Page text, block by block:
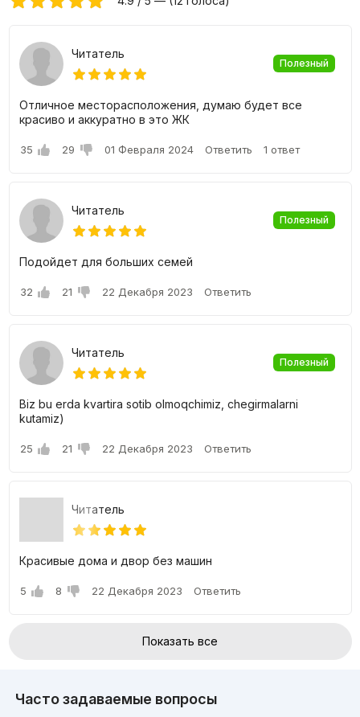
Читатель
Полезный
Отличное месторасположения, думаю будет все
красиво и аккуратно в это ЖК
35 29 01 Февраля 2024 Ответить 1 ответ
Читатель
Полезный
Подойдет для больших семей
32 21 22 Декабря 2023 Ответить
Читатель
Полезный
Biz bu erda kvartira sotib olmoqchimiz, chegirmalarni
kutamiz)
25 21 22 Декабря 2023 Ответить
Читатель
Красивые дома и двор без машин
5 8 22 Декабря 2023 Ответить
Показать все
Часто задаваемые вопросы